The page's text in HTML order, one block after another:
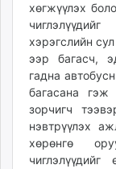
shuum.mn
times.mn
tvmongolia.mn
mass.mn
unegui.mn
assa.mn
toim.mn
tac.mn
хөгжүүлэх
хэрэгслийн
ээр багасч,
гадна
багасана
зорчигч
нэвтрүүлэх
хөрөнгө
чиглэлүүдийг